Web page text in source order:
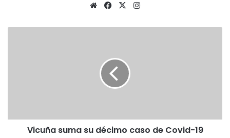
Siti
we
Fa
bo
X
ra
m
Vicuña suma su décimo caso de Covid-19